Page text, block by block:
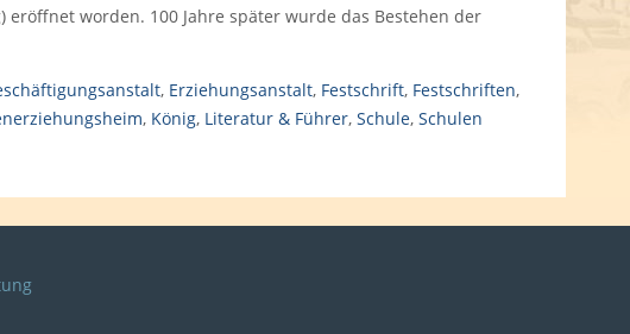
eröffnet worden. 100 Jahre später wurde das Bestehen der
, Erziehungsanstalt, Festschrift, Festschriften,
, König, Literatur & Führer, Schule, Schulen